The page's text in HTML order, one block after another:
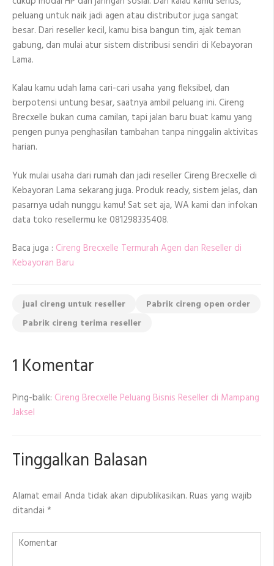
peluang untuk naik jadi agen atau distributor juga sangat
besar. Dari reseller kecil, kamu bisa bangun tim, ajak teman
gabung, dan mulai atur sistem distribusi sendiri di Kebayoran
Lama.
Kalau kamu udah lama cari-cari usaha yang fleksibel, dan
berpotensi untung besar, saatnya ambil peluang ini. Cireng
Brecxelle bukan cuma camilan, tapi jalan baru buat kamu yang
pengen punya penghasilan tambahan tanpa ninggalin aktivitas
harian.
Yuk mulai usaha dari rumah dan jadi reseller Cireng Brecxelle di
Kebayoran Lama sekarang juga. Produk ready, sistem jelas, dan
pasarnya udah nunggu kamu! Sat set aja, WA kami dan infokan
data toko resellermu ke 081298335408.
Baca juga : Cireng Brecxelle Termurah Agen dan Reseller di
Kebayoran Baru
jual cireng untuk reseller
Pabrik cireng open order
Pabrik cireng terima reseller
1 Komentar
Ping-balik: Cireng Brecxelle Peluang Bisnis Reseller di Mampang
Jaksel
Tinggalkan Balasan
Alamat email Anda tidak akan dipublikasikan. Ruas yang wajib
ditandai *
Komentar